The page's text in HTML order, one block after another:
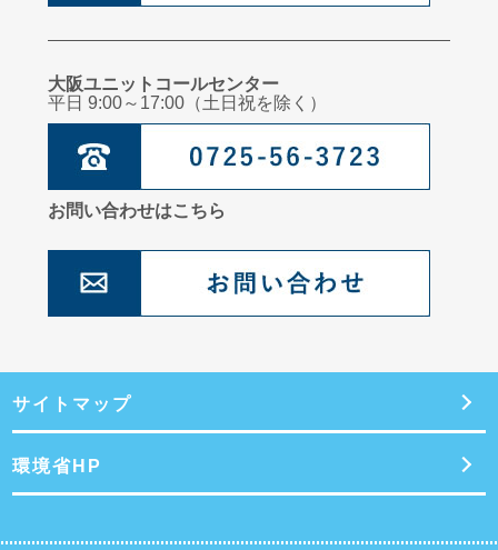
大阪ユニットコールセンター
平日 9:00～17:00（土日祝を除く）
お問い合わせはこちら
サイトマップ
環境省HP